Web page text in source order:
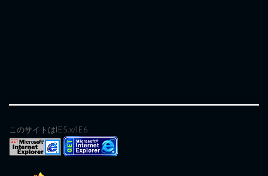
このサイトはIE5.x/IE6